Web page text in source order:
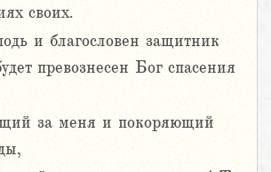
своих.
и благословен защитник
превознесен Бог спасения
за меня и покоряющий